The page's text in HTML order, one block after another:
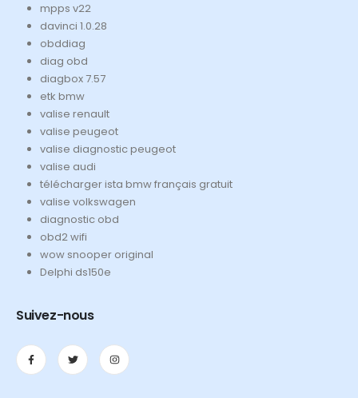
mpps v22
davinci 1.0.28
obddiag
diag obd
diagbox 7.57
etk bmw
valise renault
valise peugeot
valise diagnostic peugeot
valise audi
télécharger ista bmw français gratuit
valise volkswagen
diagnostic obd
obd2 wifi
wow snooper original
Delphi ds150e
Suivez-nous